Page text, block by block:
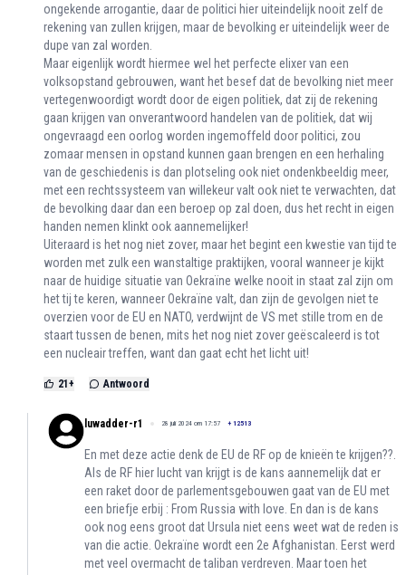
ongekende arrogantie, daar de politici hier uiteindelijk nooit zelf de
rekening van zullen krijgen, maar de bevolking er uiteindelijk weer de
dupe van zal worden.
Maar eigenlijk wordt hiermee wel het perfecte elixer van een
volksopstand gebrouwen, want het besef dat de bevolking niet meer
vertegenwoordigt wordt door de eigen politiek, dat zij de rekening
gaan krijgen van onverantwoord handelen van de politiek, dat wij
ongevraagd een oorlog worden ingemoffeld door politici, zou
zomaar mensen in opstand kunnen gaan brengen en een herhaling
van de geschiedenis is dan plotseling ook niet ondenkbeeldig meer,
met een rechtssysteem van willekeur valt ook niet te verwachten, dat
de bevolking daar dan een beroep op zal doen, dus het recht in eigen
handen nemen klinkt ook aannemelijker!
Uiteraard is het nog niet zover, maar het begint een kwestie van tijd te
worden met zulk een wanstaltige praktijken, vooral wanneer je kijkt
naar de huidige situatie van Oekraïne welke nooit in staat zal zijn om
het tij te keren, wanneer Oekraïne valt, dan zijn de gevolgen niet te
overzien voor de EU en NATO, verdwijnt de VS met stille trom en de
staart tussen de benen, mits het nog niet zover geëscaleerd is tot
een nucleair treffen, want dan gaat echt het licht uit!
21 + Antwoord
luwadder-r1 28 juli 2024 om 17:57 + 12513
En met deze actie denk de EU de RF op de knieën te krijgen??.
Als de RF hier lucht van krijgt is de kans aannemelijk dat er
een raket door de parlementsgebouwen gaat van de EU met
een briefje erbij : From Russia with love. En dan is de kans
ook nog eens groot dat Ursula niet eens weet wat de reden is
van die actie. Oekraïne wordt een 2e Afghanistan. Eerst werd
met veel overmacht de taliban verdreven. Maar toen het